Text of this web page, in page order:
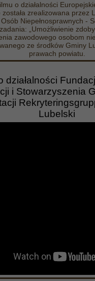
o działalności
została zrealizowana przez
Niepełnosprawnych -
„Umożliwienie
zawodowego osobom
ze środków Gminy
prawach powiatu.
działalności
i Stowarzyszenia
Lubelski